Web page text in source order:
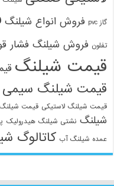
گاز pvc فروش انواع شیلنگ
تفلون فروش شیلنگ فشار
قیمت شیلنگ
قیمت شیلنگ سیمی
قیمت شیلنگ لاستیکی قیمت
شیلنگ نشتی شیلنگ هیدرولیک
عمده شیلنگ آب کاتالوگ